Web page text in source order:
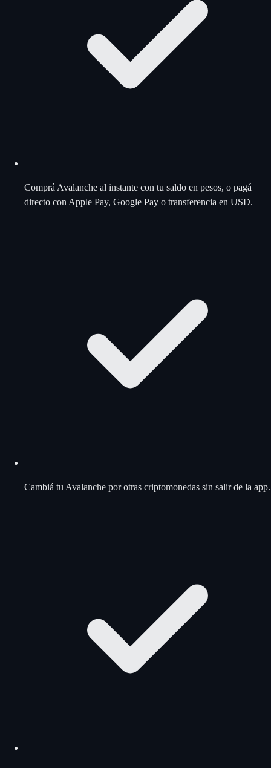
Comprá Avalanche al instante con tu saldo en pesos, o pagá
directo con Apple Pay, Google Pay o transferencia en USD.
Cambiá tu Avalanche por otras criptomonedas sin salir de la app.